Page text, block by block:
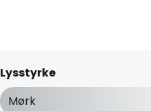
Lysstyrke
Mørk